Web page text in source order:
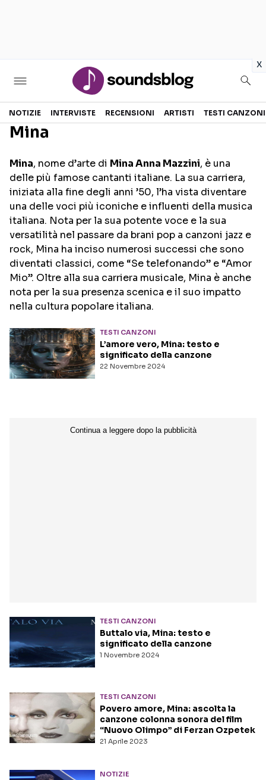
x
Sezioni
RECENSIONI MUSICALI
INTERVISTE
GOSSIP E CURIOSITÀ
TESTI CANZONI
TALENT SHOW
Seguici sui social
NOTIZIE INTERVISTE RECENSIONI ARTISTI TESTI CANZONI
Mina
Mina, nome d’arte di Mina Anna Mazzini, è una
delle più famose cantanti italiane. La sua carriera,
iniziata alla fine degli anni ’50, l’ha vista diventare
una delle voci più iconiche e influenti della musica
italiana. Nota per la sua potente voce e la sua
versatilità nel passare da brani pop a canzoni jazz e
rock, Mina ha inciso numerosi successi che sono
diventati classici, come “Se telefonando” e “Amor
Mio”. Oltre alla sua carriera musicale, Mina è anche
nota per la sua presenza scenica e il suo impatto
nella cultura popolare italiana.
TESTI CANZONI
22 Novembre 2024
L’amore vero, Mina: testo e
significato della canzone
TESTI CANZONI
1 Novembre 2024
Buttalo via, Mina: testo e
significato della canzone
TESTI CANZONI
21 Aprile 2023
Povero amore, Mina: ascolta la
canzone colonna sonora del film
“Nuovo Olimpo” di Ferzan Ozpetek
NOTIZIE